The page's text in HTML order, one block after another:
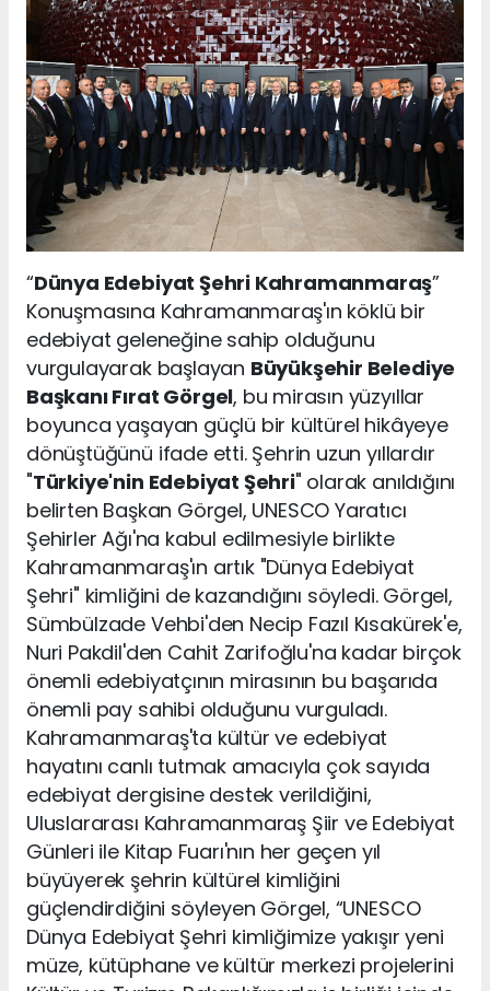
“Dünya Edebiyat Şehri Kahramanmaraş”
Konuşmasına Kahramanmaraş'ın köklü bir
edebiyat geleneğine sahip olduğunu
vurgulayarak başlayan Büyükşehir Belediye
Başkanı Fırat Görgel, bu mirasın yüzyıllar
boyunca yaşayan güçlü bir kültürel hikâyeye
dönüştüğünü ifade etti. Şehrin uzun yıllardır
"Türkiye'nin Edebiyat Şehri" olarak anıldığını
belirten Başkan Görgel, UNESCO Yaratıcı
Şehirler Ağı'na kabul edilmesiyle birlikte
Kahramanmaraş'ın artık "Dünya Edebiyat
Şehri" kimliğini de kazandığını söyledi. Görgel,
Sümbülzade Vehbi'den Necip Fazıl Kısakürek'e,
Nuri Pakdil'den Cahit Zarifoğlu'na kadar birçok
önemli edebiyatçının mirasının bu başarıda
önemli pay sahibi olduğunu vurguladı.
Kahramanmaraş'ta kültür ve edebiyat
hayatını canlı tutmak amacıyla çok sayıda
edebiyat dergisine destek verildiğini,
Uluslararası Kahramanmaraş Şiir ve Edebiyat
Günleri ile Kitap Fuarı'nın her geçen yıl
büyüyerek şehrin kültürel kimliğini
güçlendirdiğini söyleyen Görgel, “UNESCO
Dünya Edebiyat Şehri kimliğimize yakışır yeni
müze, kütüphane ve kültür merkezi projelerini